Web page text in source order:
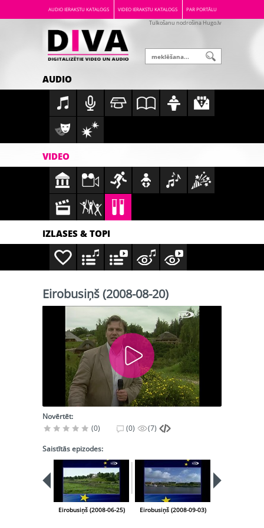
AUDIO IERAKSTU KATALOGS VIDEO IERAKSTU KATALOGS PAR PORTĀLU
Tulkošanu nodrošina Hugo.lv
AUDIO
VIDEO
IZLASES & TOPI
Eirobusiņš (2008-08-20)
Novērtēt:
(0)
(0) (7)
Saistītās epizodes:
Eirobusiņš (2008-06-25) Eirobusiņš (2008-09-03)